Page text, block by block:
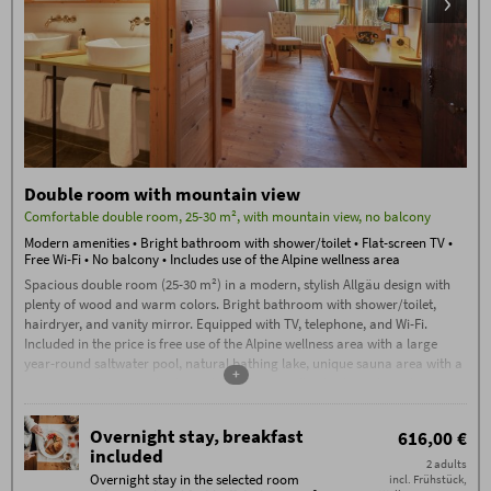
Double room with mountain view
Comfortable double room, 25-30 m², with mountain view, no balcony
Modern amenities • Bright bathroom with shower/toilet • Flat-screen TV •
Free Wi-Fi • No balcony • Includes use of the Alpine wellness area
Spacious double room (25-30 m²) in a modern, stylish Allgäu design with
plenty of wood and warm colors. Bright bathroom with shower/toilet,
hairdryer, and vanity mirror. Equipped with TV, telephone, and Wi-Fi.
Included in the price is free use of the Alpine wellness area with a large
year-round saltwater pool, natural bathing lake, unique sauna area with a
sauna complex, stone bath, traditional sauna, flax bath, and much more.
+
Overnight stay, breakfast
included
Overnight stay in the selected room
616,00 €
2 adults
incl. Frühstück,